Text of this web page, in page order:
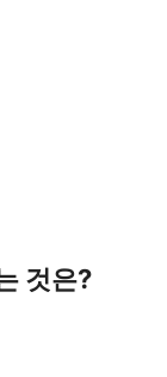
것은?